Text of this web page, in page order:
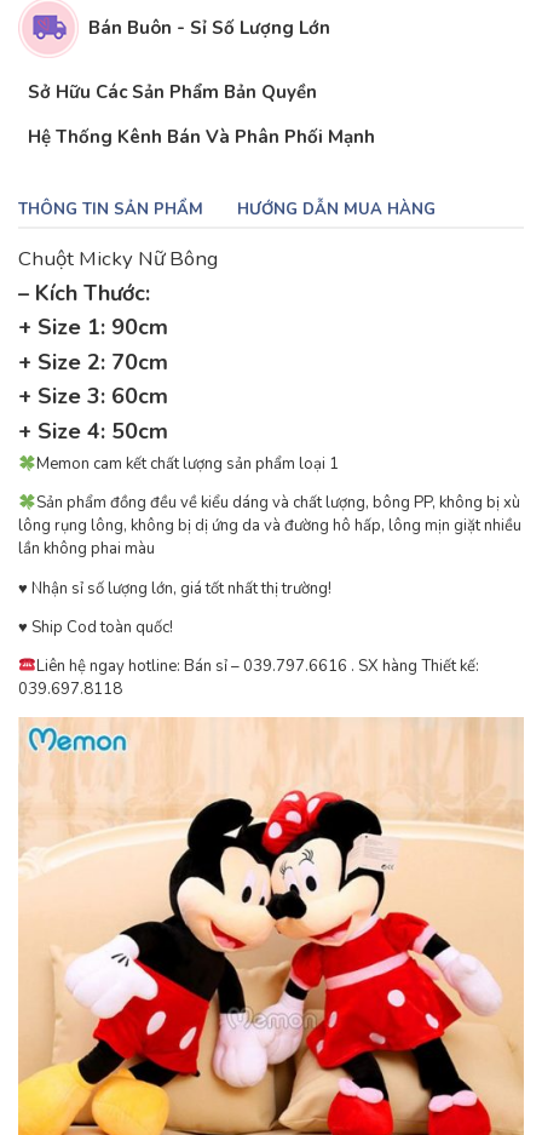
Bán Buôn - Sỉ Số Lượng Lớn
Sở Hữu Các Sản Phẩm Bản Quyền
Hệ Thống Kênh Bán Và Phân Phối Mạnh
THÔNG TIN SẢN PHẨM HƯỚNG DẪN MUA HÀNG
Chuột Micky Nữ Bông
– Kích Thước:
+ Size 1: 90cm
+ Size 2: 70cm
+ Size 3: 60cm
+ Size 4: 50cm
Memon cam kết chất lượng sản phẩm loại 1
Sản phẩm đồng đều về kiểu dáng và chất lượng, bông PP, không bị xù
lông rụng lông, không bị dị ứng da và đường hô hấp, lông mịn giặt nhiều
lần không phai màu
♥ ️Nhận sỉ số lượng lớn, giá tốt nhất thị trường!
♥ ️Ship Cod toàn quốc!
Liên hệ ngay hotline: Bán sỉ – 039.797.6616 . SX hàng Thiết kế:
039.697.8118